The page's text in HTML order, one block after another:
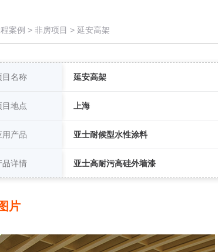
案例 > 非房项目 > 延安高架
目名称 延安高架
目地点 上海
用产品 亚士耐候型水性涂料
品详情 亚士高耐污高硅外墙漆
片